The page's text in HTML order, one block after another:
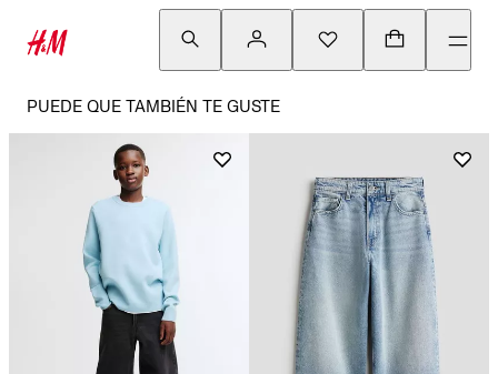
PUEDE QUE TAMBIÉN TE GUSTE